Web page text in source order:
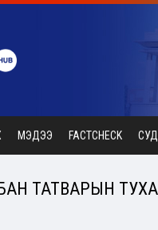
МЭДЭЭ FACTCHECK
ТАТВАРЫН